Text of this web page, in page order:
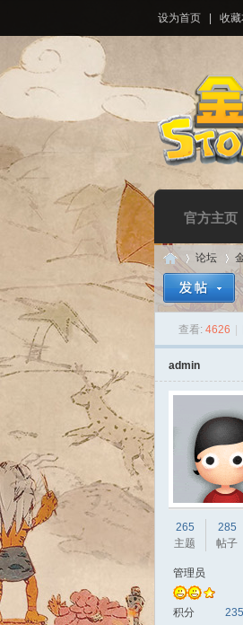
设为首页 收
官方主页
»
论坛
›
查看: 4626
admin
265
主题
285
帖子
管理员
积分